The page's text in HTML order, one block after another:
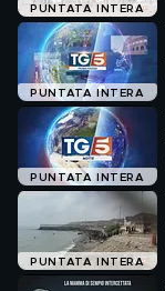
PUNTATA INTERA
PUNTATA INTERA
PUNTATA INTERA
PUNTATA INTERA